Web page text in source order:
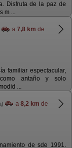
Disfruta de la paz de
m ...
a 7,8 km de
familiar espectacular,
como antaño y solo
...
a 8,2 km de
de sde 1991.